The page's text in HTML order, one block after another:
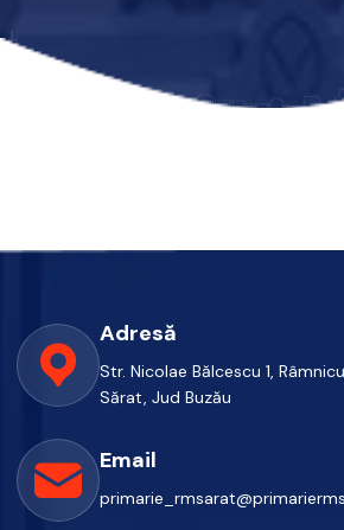
Adresă
Str. Nicolae Bălcescu 1, Râmnicu
Sărat, Jud Buzău
Email